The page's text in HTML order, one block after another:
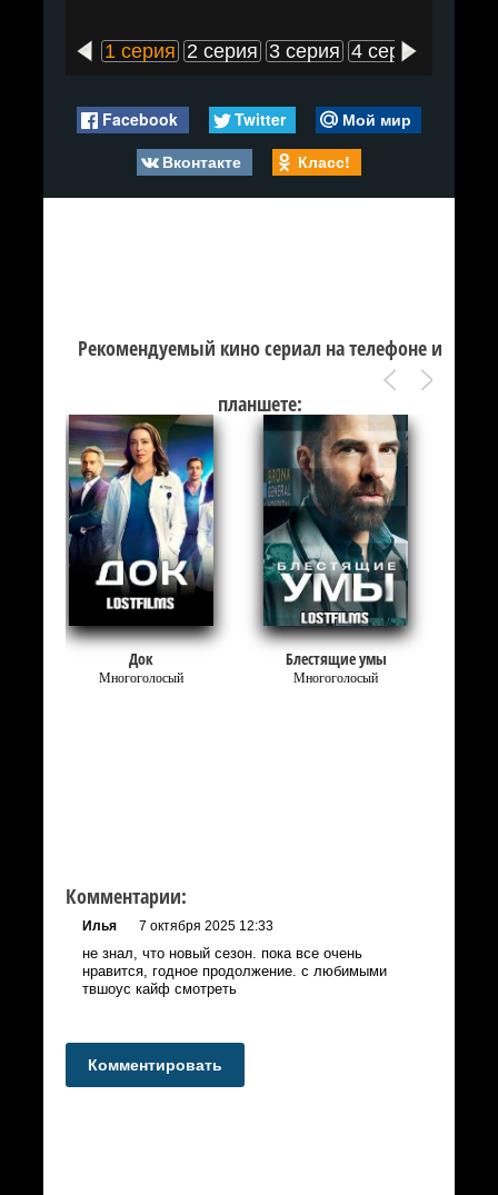
1 серия 2 серия 3 серия 4 серия
Facebook Twitter
Мой мир
Вконтакте
Класс!
Рекомендуемый кино сериал на телефоне и
планшете:
Док
Многоголосый
Блестящие умы
Многоголосый
Комментарии:
Илья 7 октября 2025 12:33
не знал, что новый сезон. пока все очень
нравится, годное продолжение. с любимыми
твшоус кайф смотреть
Комментировать